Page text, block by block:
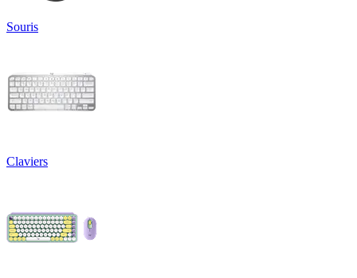
Souris
Claviers